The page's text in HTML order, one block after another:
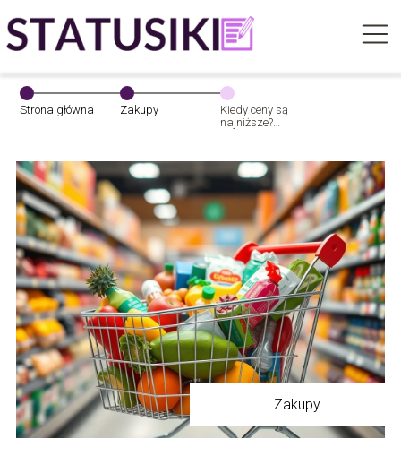
Strona główna Zakupy
Kiedy ceny są
najniższe?
okazje!
Zakupy